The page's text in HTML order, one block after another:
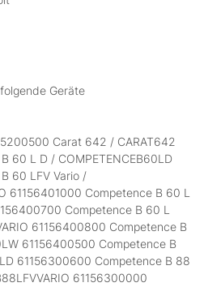
Geräte
Carat 642 / CARAT642
60 L D / COMPETENCEB60LD
60 LFV Vario /
61156401000 Competence B 60 L
Competence B 60 L
61156400800 Competence B
61156400500 Competence B
61156300600 Competence B 88
61156300000